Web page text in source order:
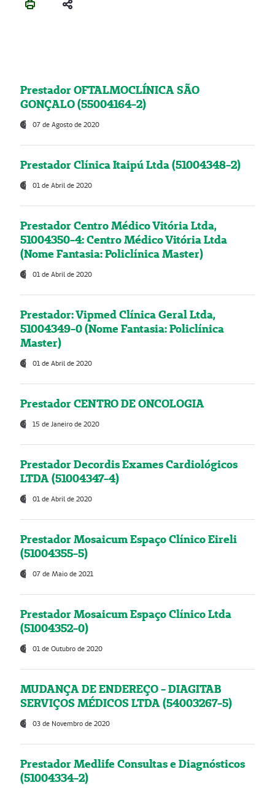
Prestador OFTALMOCLÍNICA SÃO
GONÇALO (55004164-2)
07 de Agosto de 2020
Prestador Clínica Itaipú Ltda (51004348-2)
01 de Abril de 2020
Prestador Centro Médico Vitória Ltda,
51004350-4: Centro Médico Vitória Ltda
(Nome Fantasia: Policlínica Master)
01 de Abril de 2020
Prestador: Vipmed Clínica Geral Ltda,
51004349-0 (Nome Fantasia: Policlínica
Master)
01 de Abril de 2020
Prestador CENTRO DE ONCOLOGIA
15 de Janeiro de 2020
Prestador Decordis Exames Cardiológicos
LTDA (51004347-4)
01 de Abril de 2020
Prestador Mosaicum Espaço Clínico Eireli
(51004355-5)
07 de Maio de 2021
Prestador Mosaicum Espaço Clínico Ltda
(51004352-0)
01 de Outubro de 2020
MUDANÇA DE ENDEREÇO - DIAGITAB
SERVIÇOS MÉDICOS LTDA (54003267-5)
03 de Novembro de 2020
Prestador Medlife Consultas e Diagnósticos
(51004334-2)